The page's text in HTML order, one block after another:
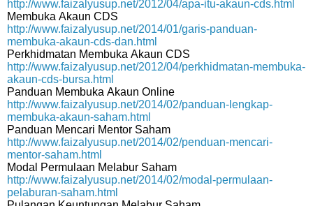
http://www.faizalyusup.net/2012/04/apa-itu-akaun-cds.html
Membuka Akaun CDS
http://www.faizalyusup.net/2014/01/garis-panduan-
membuka-akaun-cds-dan.html
Perkhidmatan Membuka Akaun CDS
http://www.faizalyusup.net/2012/04/perkhidmatan-membuka-
akaun-cds-bursa.html
Panduan Membuka Akaun Online
http://www.faizalyusup.net/2014/02/panduan-lengkap-
membuka-akaun-saham.html
Panduan Mencari Mentor Saham
http://www.faizalyusup.net/2014/02/penduan-mencari-
mentor-saham.html
Modal Permulaan Melabur Saham
http://www.faizalyusup.net/2014/02/modal-permulaan-
pelaburan-saham.html